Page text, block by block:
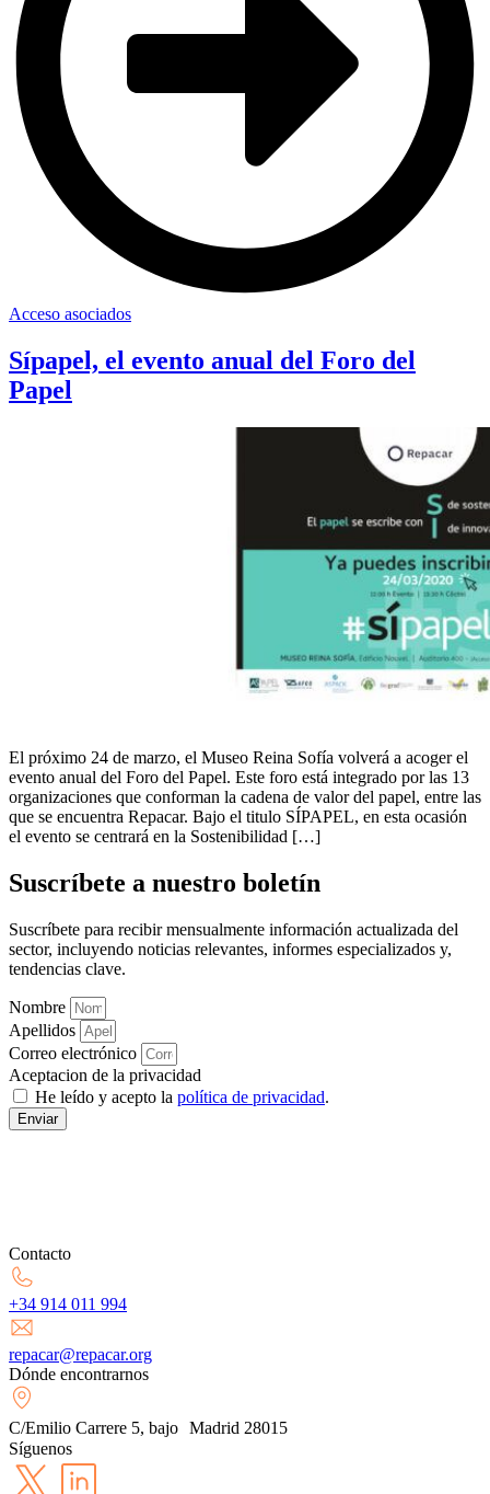
Acceso asociados
Sípapel, el evento anual del Foro del
Papel
El próximo 24 de marzo, el Museo Reina Sofía volverá a acoger el
evento anual del Foro del Papel. Este foro está integrado por las 13
organizaciones que conforman la cadena de valor del papel, entre las
que se encuentra Repacar. Bajo el titulo SÍPAPEL, en esta ocasión
el evento se centrará en la Sostenibilidad […]
Suscríbete a nuestro boletín
Suscríbete para recibir mensualmente información actualizada del
sector, incluyendo noticias relevantes, informes especializados y,
tendencias clave.
Nombre
Apellidos
Correo electrónico
Aceptacion de la privacidad
He leído y acepto la política de privacidad.
Enviar
Contacto
+34 914 011 994
repacar@repacar.org
Dónde encontrarnos
C/Emilio Carrere 5, bajo Madrid 28015
Síguenos